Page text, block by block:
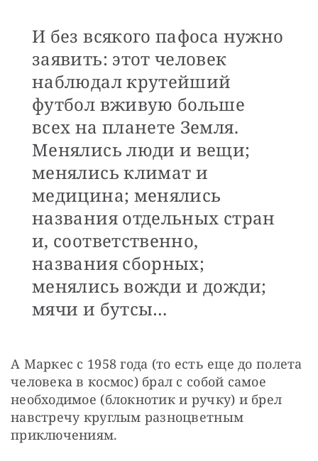
И без всякого пафоса нужно
заявить: этот человек
наблюдал крутейший
футбол вживую больше
всех на планете Земля.
Менялись люди и вещи;
менялись климат и
медицина; менялись
названия отдельных стран
и, соответственно,
названия сборных;
менялись вожди и дожди;
мячи и бутсы…
А Маркес с 1958 года (то есть еще до полета
человека в космос) брал с собой самое
необходимое (блокнотик и ручку) и брел
навстречу круглым разноцветным
приключениям.